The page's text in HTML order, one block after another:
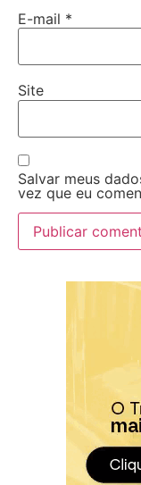
E-mail *
Site
Salvar meus
vez que eu